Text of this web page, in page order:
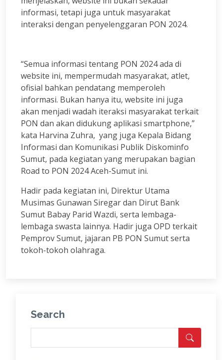
informasi, tetapi juga untuk masyarakat
interaksi dengan penyelenggaran PON 2024.
“Semua informasi tentang PON 2024 ada di
website ini, mempermudah masyarakat, atlet,
ofisial bahkan pendatang memperoleh
informasi. Bukan hanya itu, website ini juga
akan menjadi wadah iteraksi masyarakat terkait
PON dan akan didukung aplikasi smartphone,”
kata Harvina Zuhra, yang juga Kepala Bidang
Informasi dan Komunikasi Publik Diskominfo
Sumut, pada kegiatan yang merupakan bagian
Road to PON 2024 Aceh-Sumut ini.
Hadir pada kegiatan ini, Direktur Utama
Musimas Gunawan Siregar dan Dirut Bank
Sumut Babay Parid Wazdi, serta lembaga-
lembaga swasta lainnya. Hadir juga OPD terkait
Pemprov Sumut, jajaran PB PON Sumut serta
tokoh-tokoh olahraga.
Search